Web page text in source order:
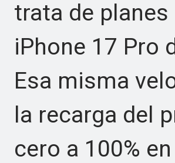
trata de
iPhone 17 Pro
Esa misma
la recarga del
cero a 100%